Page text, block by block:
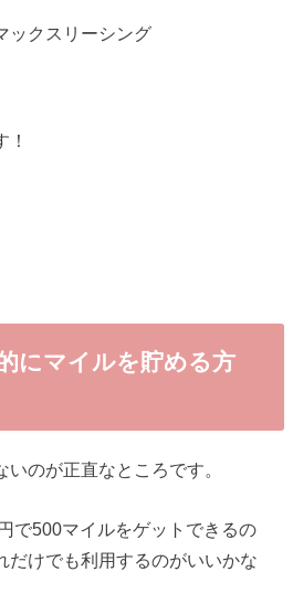
ックスリーシング
にマイルを貯める方
のが正直なところです。
で500マイルをゲットできるの
だけでも利用するのがいいかな